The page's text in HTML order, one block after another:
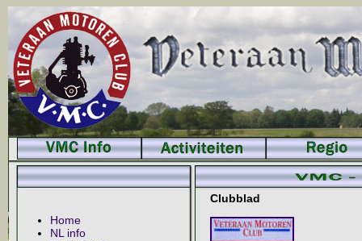
Home
NL info
Clubblad